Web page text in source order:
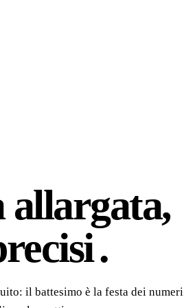
allargata,
.
il battesimo è la festa dei numeri